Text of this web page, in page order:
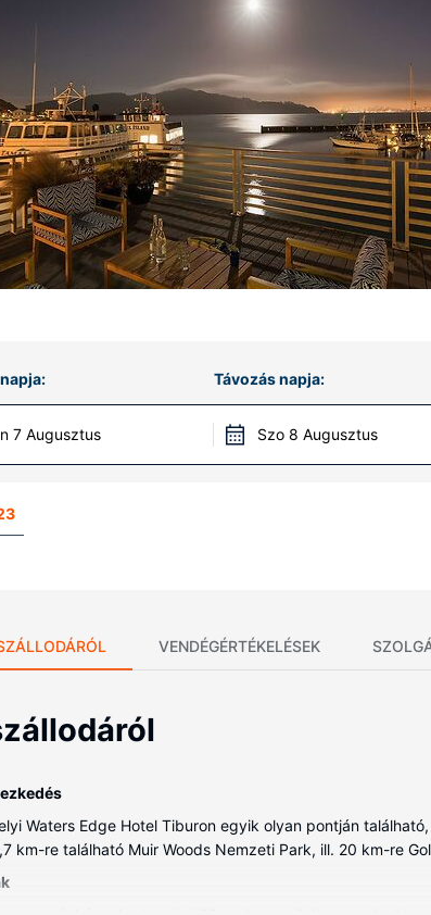
7 Augusztus
Távozás napja:
Szo 8 Augusztus
VENDÉGÉRTÉKELÉSEK
Waters Edge Hotel Tiburon egyik olyan pontján
km-re található Muir Woods Nemzeti Park, ill. 20 km-re